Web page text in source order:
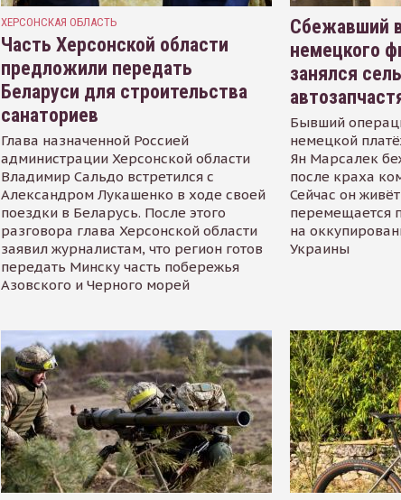
ХЕРСОНСКАЯ ОБЛАСТЬ
Часть Херсонской области
предложили передать
Беларуси для строительства
санаториев
Глава назначенной Россией
администрации Херсонской области
Владимир Сальдо встретился с
Александром Лукашенко в ходе своей
поездки в Беларусь. После этого
разговора глава Херсонской области
заявил журналистам, что регион готов
передать Минску часть побережья
Азовского и Черного морей
Сбежавший
немецкого
занялся
Бывший
немецкой
Ян Марсалек
после краха
Сейчас он
перемещается
на
Украины